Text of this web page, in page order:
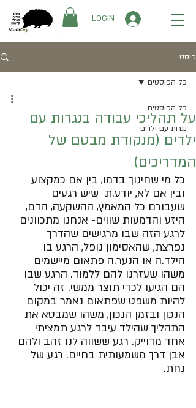
LOGIN
פוסט
כל הפוסטים
נגרות עם ילדים
כל הפוסטים
על תהליכי עבודה בנגרות עם
ילדים (מנקודת מבטם של
המדריכים)
כל מי שחינוך בדמו, בין אם כמקצוע
ובין אם לא, יודע.ת  שיש רגעים
שעבורם כל המאמץ, ההשקעה, הדם,
היזע והדמעות שווים- אנחנו מתכוונים
לרגע הזה שבו מרגישים שהדרך
נפרצת, שהאסימון נופל, הרגע בו
הילד.ה או הנער.ה פתאום מיישמים
משהו שעזרנו להם ללמוד. הרגע שבו
הם הגיעו לכדי תוצר ממשי. זה יכול
להיות משפט שפתאום נאמר במקום
הנכון ובזמן הנכון, משהו שמבטא את
התהליך שהילד עיבד לרגע תמציתי
אחד מדוייק. רגע ששווה לנו זהב ולהם
אבן דרך משמעותית בחיים. רגע של
נחת.